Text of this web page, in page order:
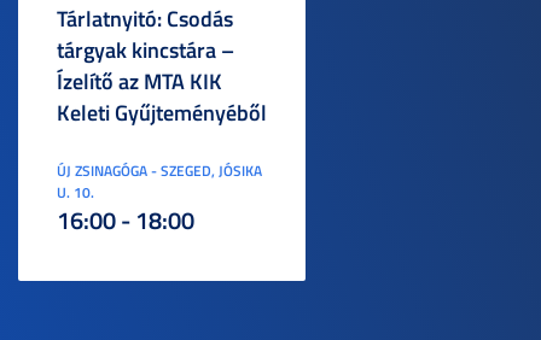
Tárlatnyitó: Csodás
tárgyak kincstára –
Ízelítő az MTA KIK
Keleti Gyűjteményéből
ÚJ ZSINAGÓGA - SZEGED, JÓSIKA
U. 10.
16:00 - 18:00